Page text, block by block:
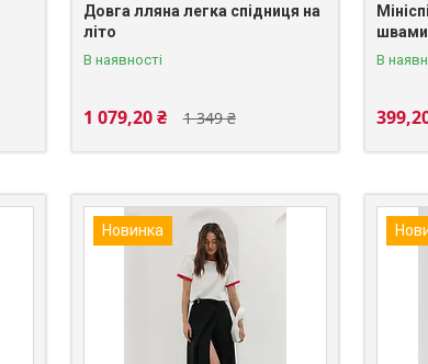
Довга лляна легка спідниця на
літо
В наявності
1 349 ₴
1 079,20 ₴
швами
В
Новинка